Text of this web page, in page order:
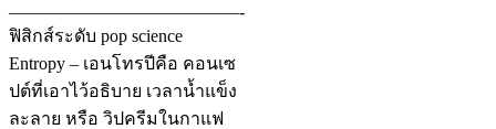
—————————————-
ฟิสิกส์ระดับ pop science
Entropy – เอนโทรปีคือ คอนเซ
ปต์ที่เอาไว้อธิบาย เวลาน้ำแข็ง
ละลาย หรือ วิปครีมในกาแฟ